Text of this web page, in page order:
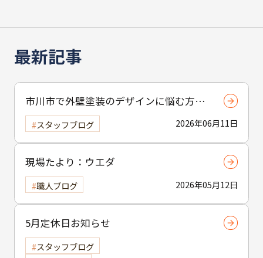
最新記事
市川市で外壁塗装のデザインに悩む方へ
｜ 色選びの失敗を防ぐポイント
2026年06月11日
スタッフブログ
現場たより：ウエダ
2026年05月12日
職人ブログ
5月定休日お知らせ
スタッフブログ